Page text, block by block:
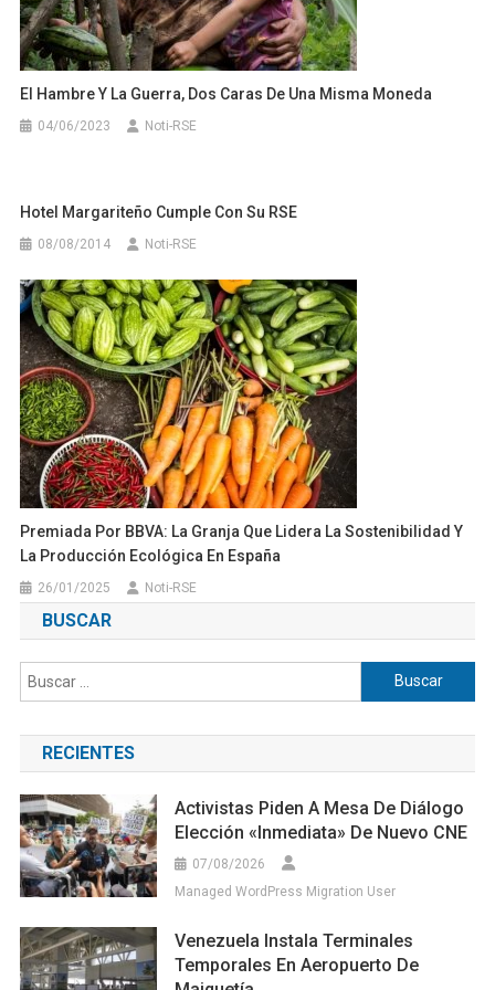
El Hambre Y La Guerra, Dos Caras De Una Misma Moneda
04/06/2023 Noti-RSE
Hotel Margariteño Cumple Con Su RSE
08/08/2014 Noti-RSE
Premiada Por BBVA: La Granja Que Lidera La Sostenibilidad Y
La Producción Ecológica En España
26/01/2025 Noti-RSE
BUSCAR
Buscar:
RECIENTES
Activistas Piden A Mesa De Diálogo
Elección «inmediata» De Nuevo CNE
07/08/2026
Managed WordPress Migration User
Venezuela Instala Terminales
Temporales En Aeropuerto De